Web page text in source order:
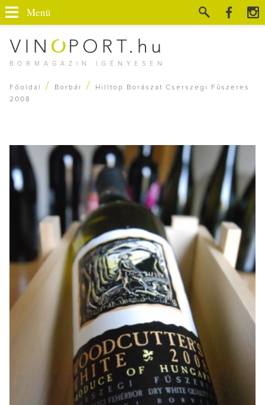
BORMAGAZIN IGÉNYESEN
Menü
Főoldal / Borbár /
Hilltop Borászat Cserszegi Fűszeres
2008